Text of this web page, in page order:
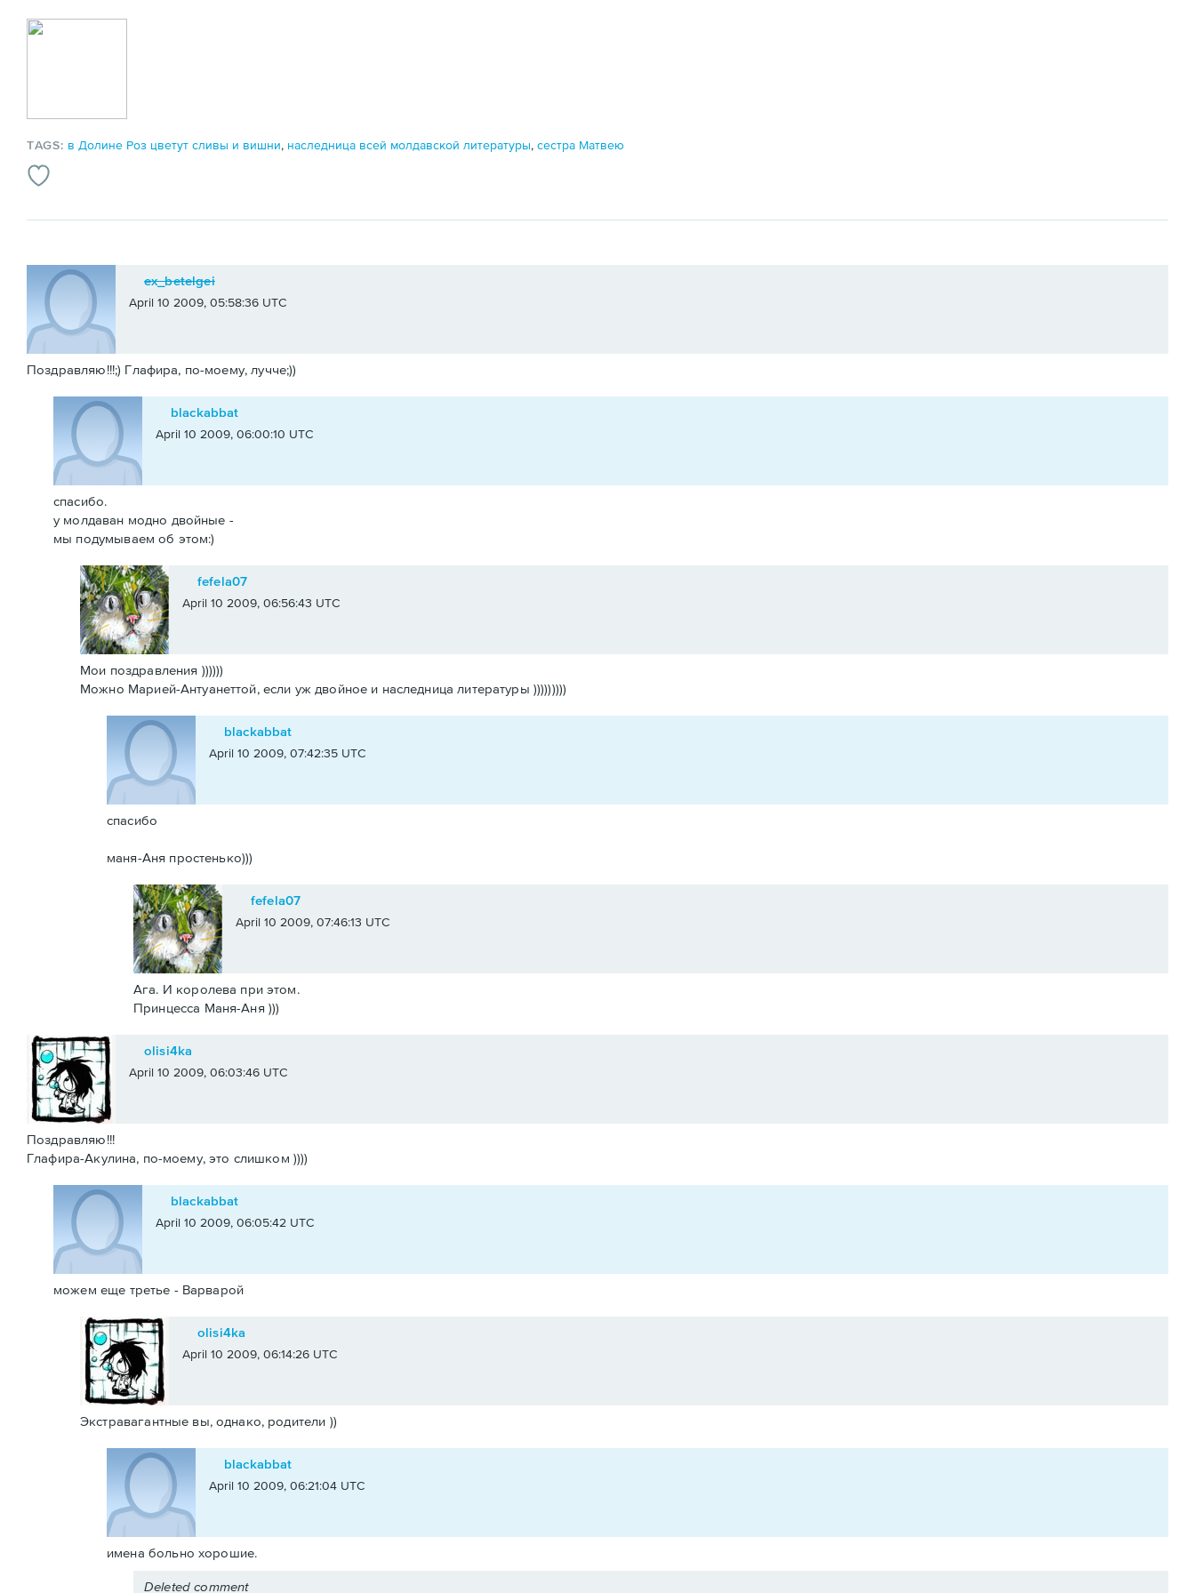
TAGS: в Долине Роз цветут сливы и вишни, наследница всей молдавской литературы,сестра Матвею
ex_betelgei
April 10 2009, 05:58:36 UTC
Поздравляю!!!;) Глафира, по-моему, лучче;))
blackabbat
April 10 2009, 06:00:10 UTC
спасибо.
у молдаван модно двойные -
мы подумываем об этом:)
fefela07
April 10 2009, 06:56:43 UTC
Мои поздравления ))))))
Можно Марией-Антуанеттой, если уж двойное и наследница литературы )))))))))
blackabbat
April 10 2009, 07:42:35 UTC
спасибо
маня-Аня простенько)))
fefela07
April 10 2009, 07:46:13 UTC
Ага. И королева при этом.
Принцесса Маня-Аня )))
olisi4ka
April 10 2009, 06:03:46 UTC
Поздравляю!!!
Глафира-Акулина, по-моему, это слишком ))))
blackabbat
April 10 2009, 06:05:42 UTC
можем еще третье - Варварой
olisi4ka
April 10 2009, 06:14:26 UTC
Экстравагантные вы, однако, родители ))
blackabbat
April 10 2009, 06:21:04 UTC
имена больно хорошие.
Deleted comment